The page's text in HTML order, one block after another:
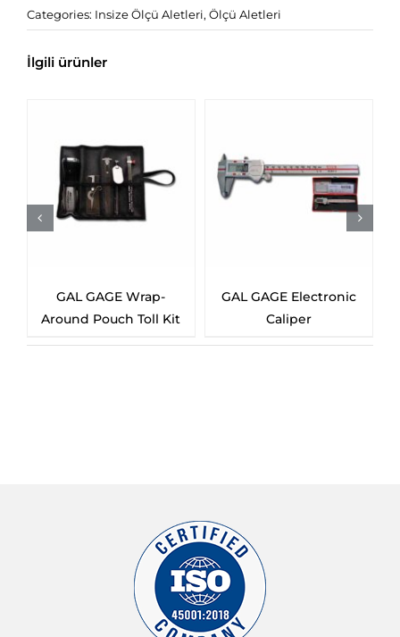
Categories: Insize Ölçü Aletleri, Ölçü Aletleri
İlgili ürünler
GAL GAGE Wrap-
Around Pouch Toll Kit
GAL GAGE Electronic
Caliper